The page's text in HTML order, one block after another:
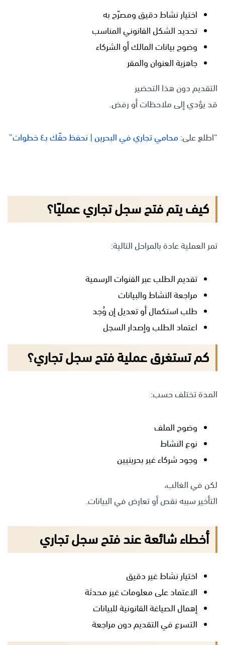
اختيار نشاط دقيق ومصرّح به
تحديد الشكل القانوني المناسب
وضوح بيانات المالك أو الشركاء
جاهزية العنوان والمقر
التقديم دون هذا التحضير
قد يؤدي إلى ملاحظات أو رفض.
“اطلع على: محامي تجاري في البحرين | نحفظ حقّك بـ٤ خطوات ”
كيف يتم فتح سجل تجاري عمليًا؟
تمر العملية عادة بالمراحل التالية:
تقديم الطلب عبر القنوات الرسمية
مراجعة النشاط والبيانات
طلب استكمال أو تعديل إن وُجد
اعتماد الطلب وإصدار السجل
كم تستغرق عملية فتح سجل تجاري؟
المدة تختلف حسب:
وضوح الملف
نوع النشاط
وجود شركاء غير بحرينيين
لكن في الغالب،
التأخير سببه نقص أو تعارض في البيانات.
أخطاء شائعة عند فتح سجل تجاري
اختيار نشاط غير دقيق
الاعتماد على معلومات غير محدثة
إهمال الصياغة القانونية للبيانات
التسرع في التقديم دون مراجعة